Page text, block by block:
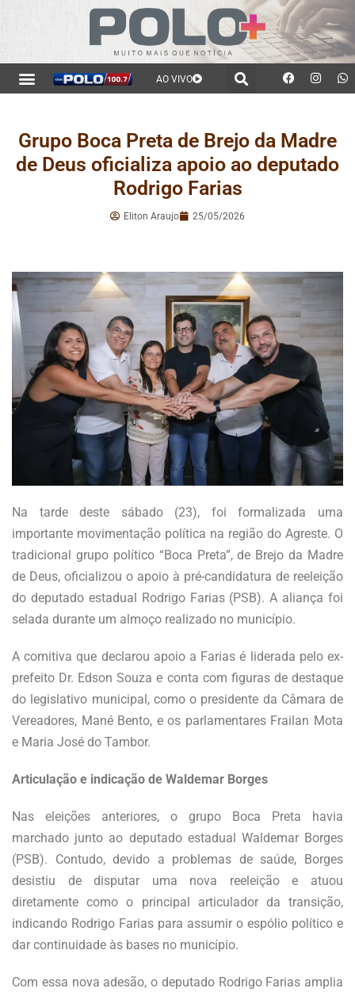
AO VIVO
Grupo Boca Preta de Brejo da Madre
de Deus oficializa apoio ao deputado
Rodrigo Farias
Eliton Araujo 25/05/2026
Na tarde deste sábado (23), foi formalizada uma
importante movimentação política na região do Agreste. O
tradicional grupo político “Boca Preta”, de Brejo da Madre
de Deus, oficializou o apoio à pré-candidatura de reeleição
do deputado estadual Rodrigo Farias (PSB). A aliança foi
selada durante um almoço realizado no município.
A comitiva que declarou apoio a Farias é liderada pelo ex-
prefeito Dr. Edson Souza e conta com figuras de destaque
do legislativo municipal, como o presidente da Câmara de
Vereadores, Mané Bento, e os parlamentares Frailan Mota
e Maria José do Tambor.
Articulação e indicação de Waldemar Borges
Nas eleições anteriores, o grupo Boca Preta havia
marchado junto ao deputado estadual Waldemar Borges
(PSB). Contudo, devido a problemas de saúde, Borges
desistiu de disputar uma nova reeleição e atuou
diretamente como o principal articulador da transição,
indicando Rodrigo Farias para assumir o espólio político e
dar continuidade às bases no município.
Com essa nova adesão, o deputado Rodrigo Farias amplia